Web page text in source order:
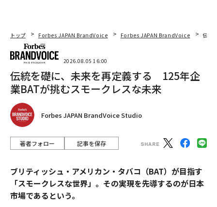
トップ Forbes JAPAN BrandVoice Forbes JAPAN BrandVoice 伝統
2026.08.05 16:00
伝統を礎に、未来を再定義する 125年企
業BATが挑むスモークレスな未来
Forbes JAPAN BrandVoice Studio
著者フォロー 記事を保存
ブリティッシュ・アメリカン・タバコ（BAT）が目指す
「スモークレスな世界」。その実現を先導するのが日本
市場であるという。